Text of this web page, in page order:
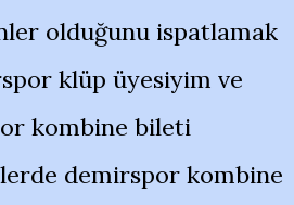
olduğunu ispatlamak
klüp üyesiyim ve
kombine bileti
demirspor kombine